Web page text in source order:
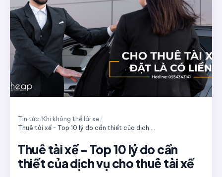
Tin tức / Khi không thể lái xe /
Thuê tài xế - Top 10 lý do cần
thiết của dịch vụ cho thuê tài xế